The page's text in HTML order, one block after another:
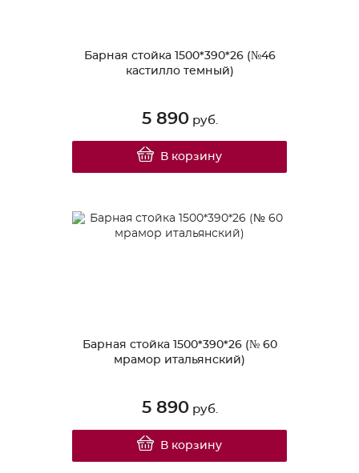
Барная стойка 1500*390*26 (№46
кастилло темный)
5 890руб.
В корзину
Барная стойка 1500*390*26 (№ 60
мрамор итальянский)
5 890руб.
В корзину